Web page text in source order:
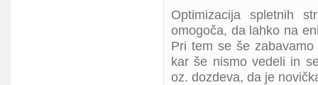
Optimizacija spletnih
omogoča, da lahko na
Pri tem se še
kar še nismo vedeli in
oz. dozdeva, da je